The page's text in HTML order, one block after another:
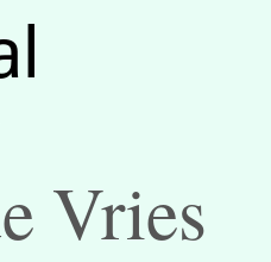
Vries